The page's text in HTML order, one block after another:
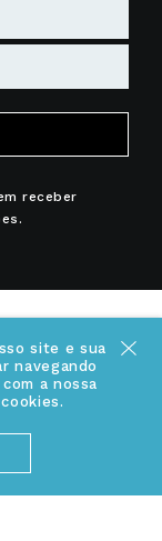
site e sua
navegando
a nossa
receber